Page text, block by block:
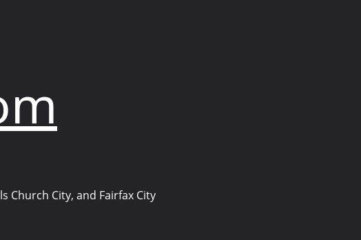
Church City, and Fairfax City